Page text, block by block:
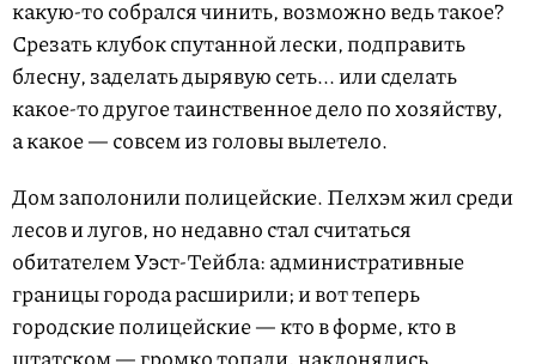
какую-то собрался чинить, возможно ведь такое?
Срезать клубок спутанной лески, подправить
блесну, заделать дырявую сеть... или сделать
какое-то другое таинственное дело по хозяйству,
а какое — совсем из головы вылетело.
Дом заполонили полицейские. Пелхэм жил среди
лесов и лугов, но недавно стал считаться
обитателем Уэст-Тейбла: административные
границы города расширили; и вот теперь
городские полицейские — кто в форме, кто в